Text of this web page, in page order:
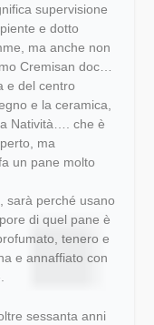
supervisione
e dotto
ma anche non
Cremisan doc…
e del centro
e la ceramica,
Natività…. che è
ma
un pane molto
sarà perché usano
di quel pane è
tenero e
e annaffiato con
sessanta anni